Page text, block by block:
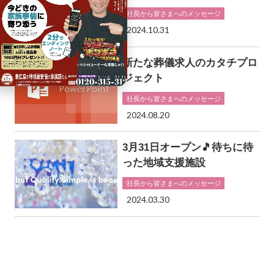
社長から皆さまへのメッセージ
2024.10.31
新たな葬儀求人のカタチプロ
ジェクト
社長から皆さまへのメッセージ
2024.08.20
3月31日オープン🎵待ちに待
った地域支援施設
社長から皆さまへのメッセージ
2024.03.30